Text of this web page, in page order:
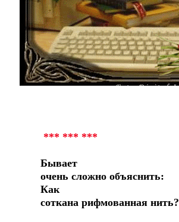
*** *** ***
Бывает
очень сложно объяснить:
Как
соткана рифмованная нить?